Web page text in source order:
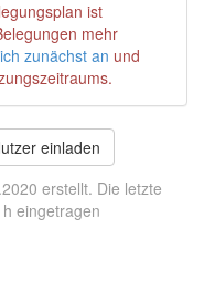
ist
mehr
zunächst an und
einladen
erstellt. Die letzte
eingetragen